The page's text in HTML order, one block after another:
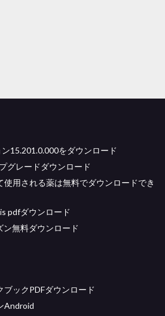
15.201.0.000をダウンロード
グレードダウンロード
用される薬は無料でダウンロードでき
pdfダウンロード
ン無料ダウンロード
ックPDFダウンロード
Android